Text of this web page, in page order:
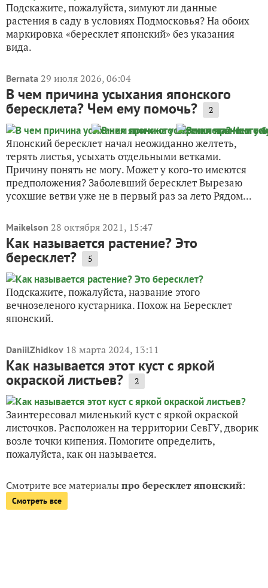
Подскажите, пожалуйста, зимуют ли данные
растения в саду в условиях Подмосковья? На обоих
маркировка «бересклет японский» без указания
вида.
Bernata 29 июля 2026, 06:04
В чем причина усыхания японского
бересклета? Чем ему помочь? 2
Японский бересклет начал неожиданно желтеть,
терять листья, усыхать отдельными ветками.
Причину понять не могу. Может у кого-то имеются
предположения? Заболевший бересклет Вырезаю
усохшие ветви уже не в первый раз за лето Рядом...
Maikelson 28 октября 2021, 15:47
Как называется растение? Это
бересклет? 5
Подскажите, пожалуйста, название этого
вечнозеленого кустарника. Похож на Бересклет
японский.
DaniilZhidkov 18 марта 2024, 13:11
Как называется этот куст с яркой
окраской листьев? 2
Заинтересовал миленький куст с яркой окраской
листочков. Расположен на территории СевГУ, дворик
возле точки кипения. Помогите определить,
пожалуйста, как он называется.
Смотрите все материалыпро бересклет японский:
Смотреть все